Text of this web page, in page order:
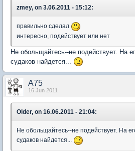
zmey, on 3.06.2011 - 15:12:
правильно сделал
интересно, подействует или нет
Не обольщайтесь--не подействует. На
судаков найдется...
A75
16 Jun 2011
Older, on 16.06.2011 - 21:04:
Не обольщайтесь--не подействует. На
судаков найдется...